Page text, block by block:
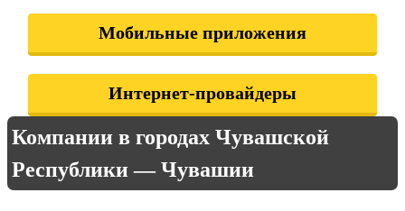
Мобильные приложения
Интернет-провайдеры
Компании в городах Чувашской
Республики — Чувашии